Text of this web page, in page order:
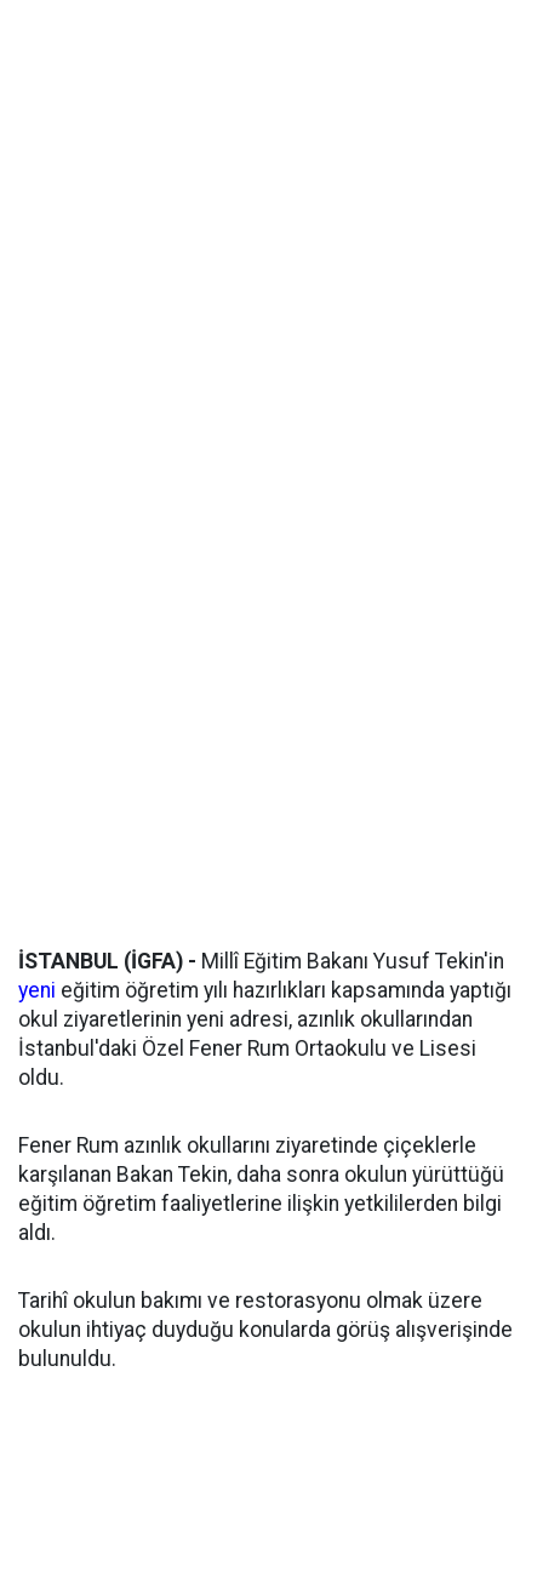
İSTANBUL (İGFA) - Millî Eğitim Bakanı Yusuf Tekin'in
yeni eğitim öğretim yılı hazırlıkları kapsamında yaptığı
okul ziyaretlerinin yeni adresi, azınlık okullarından
İstanbul'daki Özel Fener Rum Ortaokulu ve Lisesi
oldu.
Fener Rum azınlık okullarını ziyaretinde çiçeklerle
karşılanan Bakan Tekin, daha sonra okulun yürüttüğü
eğitim öğretim faaliyetlerine ilişkin yetkililerden bilgi
aldı.
Tarihî okulun bakımı ve restorasyonu olmak üzere
okulun ihtiyaç duyduğu konularda görüş alışverişinde
bulunuldu.